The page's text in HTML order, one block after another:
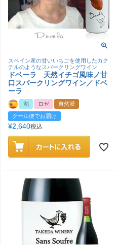
スペイン産の甘いいちごを使用したカク
テルのようなスパークリングワイン
ドベーラ 天然イチゴ風味ノ甘
口スパークリングワイン／ドベ
ーラ
泡 ロゼ
自然派
クール便でお届け
¥2,640税込